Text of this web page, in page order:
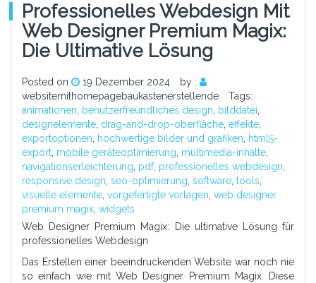
Professionelles Webdesign Mit
Web Designer Premium Magix:
Die Ultimative Lösung
Posted on 19 Dezember 2024
by :
websitemithomepagebaukastenerstellende
Tags:
animationen, benutzerfreundliches design, bilddatei,
designelemente, drag-and-drop-oberfläche, effekte,
exportoptionen, hochwertige bilder und grafiken, html5-
export, mobile geräteoptimierung, multimedia-inhalte,
navigationserleichterung, pdf, professionelles webdesign,
responsive design, seo-optimierung, software, tools,
visuelle elemente, vorgefertigte vorlagen, web designer
premium magix, widgets
Web Designer Premium Magix: Die ultimative Lösung für
professionelles Webdesign
Das Erstellen einer beeindruckenden Website war noch nie
so einfach wie mit Web Designer Premium Magix. Diese